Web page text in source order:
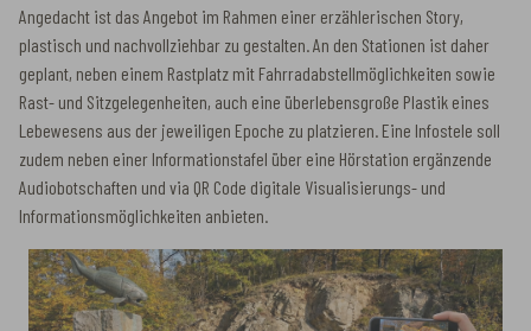
Angedacht ist das Angebot im Rahmen einer erzählerischen Story,
plastisch und nachvollziehbar zu gestalten. An den Stationen ist daher
geplant, neben einem Rastplatz mit Fahrradabstellmöglichkeiten sowie
Rast- und Sitzgelegenheiten, auch eine überlebensgroße Plastik eines
Lebewesens aus der jeweiligen Epoche zu platzieren. Eine Infostele soll
zudem neben einer Informationstafel über eine Hörstation ergänzende
Audiobotschaften und via QR Code digitale Visualisierungs- und
Informationsmöglichkeiten anbieten.